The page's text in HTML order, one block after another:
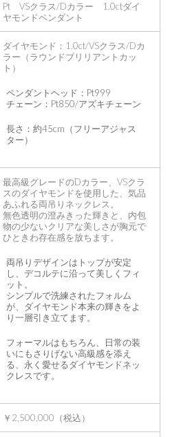
Pt VSクラス/Dカラー 1.0ctダイ
ヤモンドペンダント
ダイヤモンド：1.0ct/VSクラス/Dカ
ラー（ラウンドブリリアントカッ
ト）
ペンダントヘッド：Pt999
チェーン：Pt850/アズキチェーン
長さ：約45cm（フリーアジャス
ター）
最高級グレードのDカラー、VSクラ
スのダイヤモンドを使用した、気品
あふれる両吊りネックレス。
無色透明の澄みきった輝きと、内包
物の少ないクリアな美しさが胸元で
ひときわ存在感を放ちます。
両吊りデザインはトップが安定
し、デコルテに沿って美しくフィ
ット。
シンプルで洗練されたフォルム
が、ダイヤモンド本来の輝きをよ
り一層引き立てます。
フォーマルはもちろん、日常の装
いにもさりげない高級感を添え
る、永く愛せるダイヤモンドネッ
クレスです。
￥2,500,000（税込）